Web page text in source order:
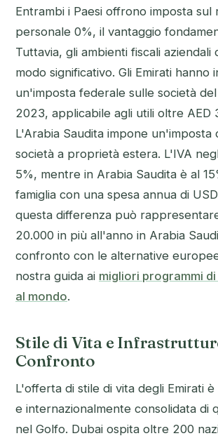
Entrambi i Paesi offrono imposta sul
personale 0%, il vantaggio
Tuttavia, gli ambienti fiscali aziendali
modo significativo. Gli Emirati hanno
un'imposta federale sulle società
2023, applicabile agli utili oltre AED
L'Arabia Saudita impone
società a proprietà estera. L'IVA
5%, mentre in Arabia Saudita è al
famiglia con una spesa annua di
questa differenza può
20.000 in più all'anno in Arabia
confronto con le alternative
nostra guida ai migliori programmi
al mondo.
Stile di Vita e
Confronto
L'offerta di stile di vita degli Emirati
e internazionalmente consolidata di
nel Golfo. Dubai ospita oltre 200